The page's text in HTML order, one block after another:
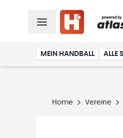
MEIN HANDBALL ALLE
Home Vereine